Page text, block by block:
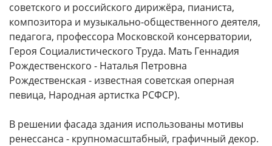
советского и российского дирижёра, пианиста,
композитора и музыкально-общественного деятеля,
педагога, профессора Московской консерватории,
Героя Социалистического Труда. Мать Геннадия
Рождественского - Наталья Петровна
Рождественская - известная советская оперная
певица, Народная артистка РСФСР).
В решении фасада здания использованы мотивы
ренессанса - крупномасштабный, графичный декор.